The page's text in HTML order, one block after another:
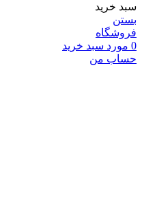
سبد خرید
بستن
فروشگاه
0 مورد سبد خرید
حساب من